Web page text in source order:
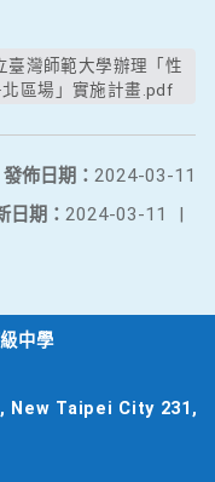
區場」實施計畫.pdf
發佈日期： 2024-03-11
日期： 2024-03-11 |
中學
New Taipei City 231,